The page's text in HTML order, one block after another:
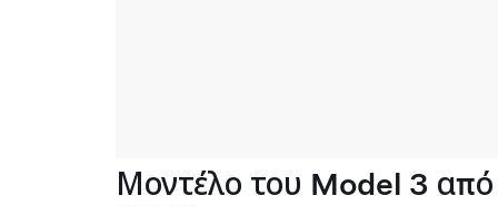
Μοντέλο του Model 3 από